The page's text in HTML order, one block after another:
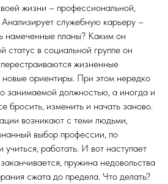
жизни – профессиональной,
служебную карьеру –
намеченные планы? Каким он
статус в социальной группе он
жизненные
ориентиры. При этом нередко
занимаемой должностью, а иногда и
бросить, изменить и начать заново.
возникают с теми людьми,
выбор профессии, по
работать. И вот наступает
пружина недовольства
сжата до предела. Что делать?